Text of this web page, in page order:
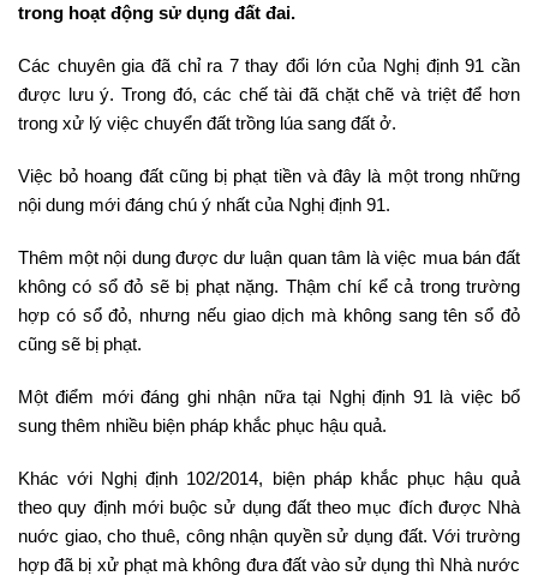
trong hoạt động sử dụng đất đai.
Các chuyên gia đã chỉ ra 7 thay đổi lớn của Nghị định 91 cần
được lưu ý. Trong đó, các chế tài đã chặt chẽ và triệt để hơn
trong xử lý việc chuyển đất trồng lúa sang đất ở.
Việc bỏ hoang đất cũng bị phạt tiền và đây là một trong những
nội dung mới đáng chú ý nhất của Nghị định 91.
Thêm một nội dung được dư luận quan tâm là việc mua bán đất
không có sổ đỏ sẽ bị phạt nặng. Thậm chí kể cả trong trường
hợp có sổ đỏ, nhưng nếu giao dịch mà không sang tên sổ đỏ
cũng sẽ bị phạt.
Một điểm mới đáng ghi nhận nữa tại Nghị định 91 là việc bổ
sung thêm nhiều biện pháp khắc phục hậu quả.
Khác với Nghị định 102/2014, biện pháp khắc phục hậu quả
theo quy định mới buộc sử dụng đất theo mục đích được Nhà
nuớc giao, cho thuê, công nhận quyền sử dụng đất. Với trường
hợp đã bị xử phạt mà không đưa đất vào sử dụng thì Nhà nước